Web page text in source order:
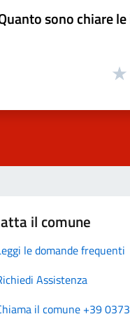
sono chiare
il comune
le domande frequenti
Assistenza
il comune +39